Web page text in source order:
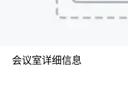
会议室详细信息